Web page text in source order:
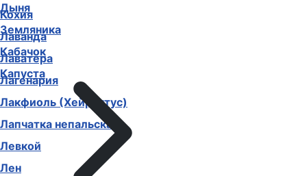
Кохия
Лаванда
Лаватера
Лагенария
Лакфиоль (Хейрантус)
Лапчатка непальская
Левкой
Лен
Дыня
Земляника
Кабачок
Капуста